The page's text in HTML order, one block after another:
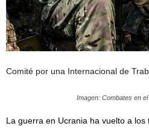
Comité por una Internacional de
Imagen: Combates en
La guerra en Ucrania ha vuelto a